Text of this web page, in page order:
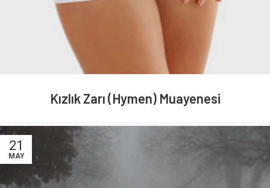
Kızlık Zarı (Hymen) Muayenesi
21
MAY